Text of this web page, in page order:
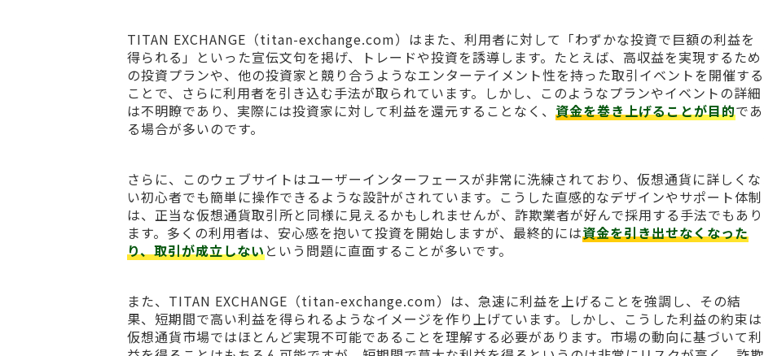
TITAN EXCHANGE（titan-exchange.com）はまた、利用者に対して「わずかな投資で巨額の利益を
得られる」といった宣伝文句を掲げ、トレードや投資を誘導します。たとえば、高収益を実現するため
の投資プランや、他の投資家と競り合うようなエンターテイメント性を持った取引イベントを開催する
ことで、さらに利用者を引き込む手法が取られています。しかし、このようなプランやイベントの詳細
は不明瞭であり、実際には投資家に対して利益を還元することなく、 資金を巻き上げることが目的であ
る場合が多いのです。
さらに、このウェブサイトはユーザーインターフェースが非常に洗練されており、仮想通貨に詳しくな
い初心者でも簡単に操作できるような設計がされています。こうした直感的なデザインやサポート体制
は、正当な仮想通貨取引所と同様に見えるかもしれませんが、詐欺業者が好んで採用する手法でもあり
ます。多くの利用者は、安心感を抱いて投資を開始しますが、最終的には資金を引き出せなくなった
り、取引が成立しないという問題に直面することが多いです。
また、TITAN EXCHANGE（titan-exchange.com）は、急速に利益を上げることを強調し、その結
果、短期間で高い利益を得られるようなイメージを作り上げています。しかし、こうした利益の約束は
仮想通貨市場ではほとんど実現不可能であることを理解する必要があります。市場の動向に基づいて利